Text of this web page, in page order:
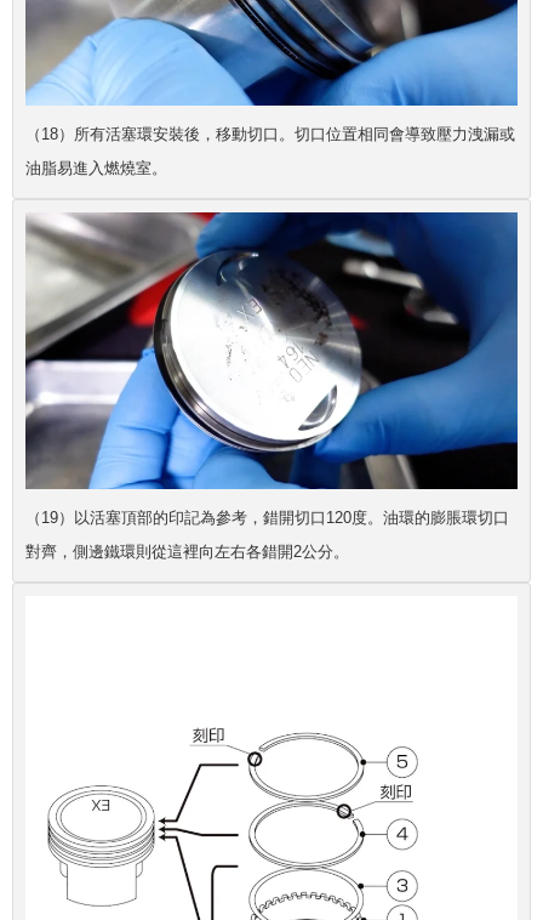
（18）所有活塞環安裝後，移動切口。切口位置相同會導致壓力洩漏或
油脂易進入燃燒室。
（19）以活塞頂部的印記為參考，錯開切口120度。油環的膨脹環切口
對齊，側邊鐵環則從這裡向左右各錯開2公分。